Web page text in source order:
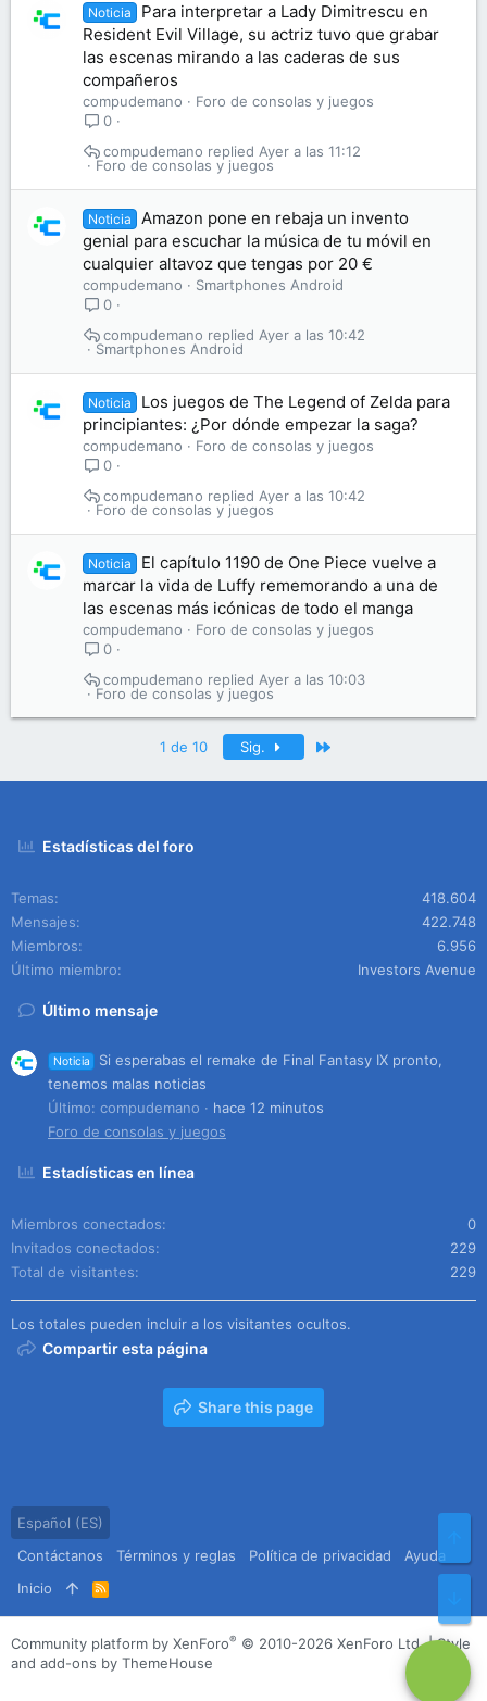
Noticia
Para interpretar a Lady Dimitrescu en
Resident Evil Village, su actriz tuvo que grabar
las escenas mirando a las caderas de sus
compañeros
compudemano
Foro de consolas y juegos
0
Foro de consolas y juegos
Ayer a las 11:12
compudemano
Noticia
Amazon pone en rebaja un invento
genial para escuchar la música de tu móvil en
cualquier altavoz que tengas por 20 €
compudemano
Smartphones Android
0
Smartphones Android
Ayer a las 10:42
compudemano
Noticia
Los juegos de The Legend of Zelda para
principiantes: ¿Por dónde empezar la saga?
compudemano
Foro de consolas y juegos
0
Foro de consolas y juegos
Ayer a las 10:42
compudemano
Noticia
El capítulo 1190 de One Piece vuelve a
marcar la vida de Luffy rememorando a una de
las escenas más icónicas de todo el manga
compudemano
Foro de consolas y juegos
0
Foro de consolas y juegos
Ayer a las 10:03
compudemano
1 de 10 Sig.
Estadísticas del foro
Temas
418.604
Mensajes
422.748
Miembros
6.956
Último miembro
Investors Avenue
Último mensaje
Noticia
Si esperabas el remake de Final Fantasy IX pronto,
tenemos malas noticias
Último: compudemano
hace 12 minutos
Foro de consolas y juegos
Estadísticas en línea
Miembros conectados
0
Invitados conectados
229
Total de visitantes
229
Los totales pueden incluir a los visitantes ocultos.
Compartir esta página
Share this page
Español (ES)
Contáctanos
Términos y reglas Política de privacidad
Ayuda
Inicio
R
S
S
Community platform by XenForo® © 2010-2026 XenForo Ltd. |Style
and add-ons by ThemeHouse